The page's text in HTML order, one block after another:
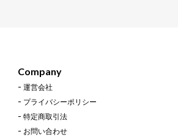
Company
運営会社
プライバシーポリシー
特定商取引法
お問い合わせ